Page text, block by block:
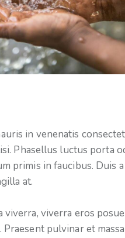
in venenatis
Phasellus luctus porta
primis in faucibus. Duis
at.
viverra, viverra eros
Praesent pulvinar et